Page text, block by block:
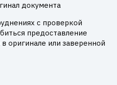
документа
с проверкой
предоставление
оригинале или заверенной